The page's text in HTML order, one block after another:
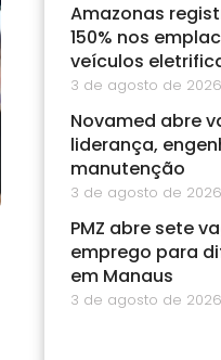
Amazonas
150% nos
veículos
3 de agosto de 2026
Novamed abre
liderança,
manutenção
3 de agosto de 2026
PMZ abre sete
emprego para
em Manaus
3 de agosto de 2026